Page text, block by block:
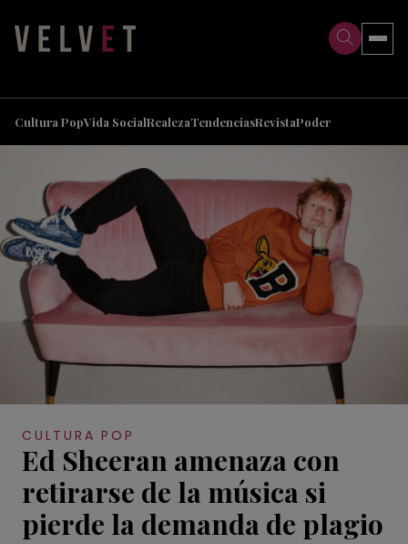
Cultura PopVida SocialRealezaTendenciasRevistaPoder
CULTURA POP
Ed Sheeran amenaza con
retirarse de la música si
pierde la demanda de plagio